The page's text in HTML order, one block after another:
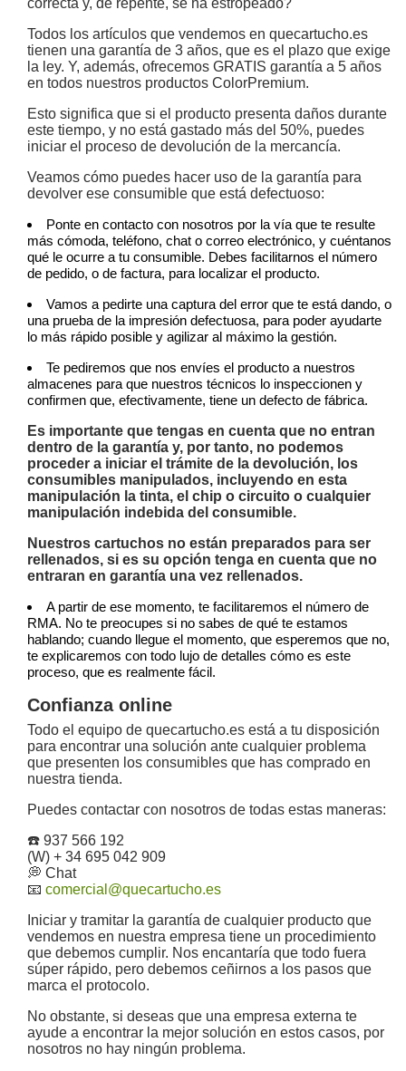
correcta y, de repente, se ha estropeado?
Todos los artículos que vendemos en quecartucho.es
tienen una garantía de 3 años, que es el plazo que exige
la ley. Y, además, ofrecemos GRATIS garantía a 5 años
en todos nuestros productos ColorPremium.
Esto significa que si el producto presenta daños durante
este tiempo, y no está gastado más del 50%, puedes
iniciar el proceso de devolución de la mercancía.
Veamos cómo puedes hacer uso de la garantía para
devolver ese consumible que está defectuoso:
Ponte en contacto con nosotros por la vía que te resulte
más cómoda, teléfono, chat o correo electrónico, y cuéntanos
qué le ocurre a tu consumible. Debes facilitarnos el número
de pedido, o de factura, para localizar el producto.
Vamos a pedirte una captura del error que te está dando, o
una prueba de la impresión defectuosa, para poder ayudarte
lo más rápido posible y agilizar al máximo la gestión.
Te pediremos que nos envíes el producto a nuestros
almacenes para que nuestros técnicos lo inspeccionen y
confirmen que, efectivamente, tiene un defecto de fábrica.
Es importante que tengas en cuenta que no entran
dentro de la garantía y, por tanto, no podemos
proceder a iniciar el trámite de la devolución, los
consumibles manipulados, incluyendo en esta
manipulación la tinta, el chip o circuito o cualquier
manipulación indebida del consumible.
Nuestros cartuchos no están preparados para ser
rellenados, si es su opción tenga en cuenta que no
entraran en garantía una vez rellenados.
A partir de ese momento, te facilitaremos el número de
RMA. No te preocupes si no sabes de qué te estamos
hablando; cuando llegue el momento, que esperemos que no,
te explicaremos con todo lujo de detalles cómo es este
proceso, que es realmente fácil.
Confianza online
Todo el equipo de quecartucho.es está a tu disposición
para encontrar una solución ante cualquier problema
que presenten los consumibles que has comprado en
nuestra tienda.
Puedes contactar con nosotros de todas estas maneras:
☎️ 937 566 192
(W) + 34 695 042 909
💭 Chat
📧 comercial@quecartucho.es
Iniciar y tramitar la garantía de cualquier producto que
vendemos en nuestra empresa tiene un procedimiento
que debemos cumplir. Nos encantaría que todo fuera
súper rápido, pero debemos ceñirnos a los pasos que
marca el protocolo.
No obstante, si deseas que una empresa externa te
ayude a encontrar la mejor solución en estos casos, por
nosotros no hay ningún problema.